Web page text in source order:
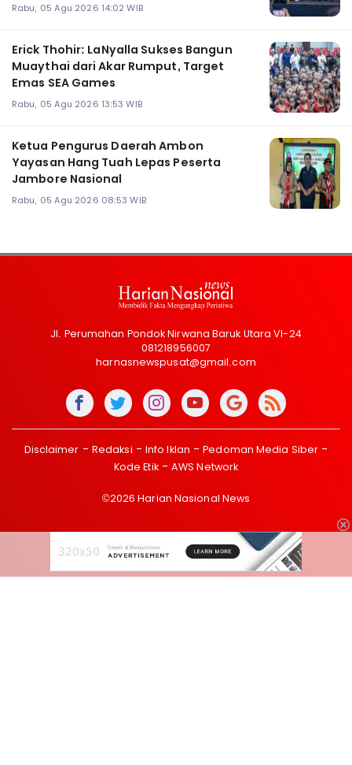
Rabu, 05 Agu 2026 14:02 WIB
Erick Thohir: LaNyalla Sukses Bangun
Muaythai dari Akar Rumput, Target
Emas SEA Games
Rabu, 05 Agu 2026 13:53 WIB
Ketua Pengurus Daerah Ambon
Yayasan Hang Tuah Lepas Peserta
Jambore Nasional
Rabu, 05 Agu 2026 08:53 WIB
Jl. Perumahan Pondok Nirwana Baruk Utara VI-24
081218956007
harnasnewspusat@gmail.com
Disclaimer Redaksi Info Iklan
Pedoman Media Siber
Kode Etik
AWS Network
©2026 Harian Nasional News